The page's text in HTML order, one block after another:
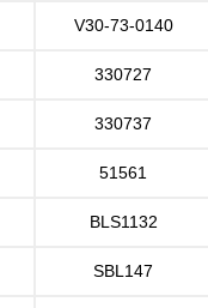
V30-73-0140
330727
330737
51561
BLS1132
SBL147